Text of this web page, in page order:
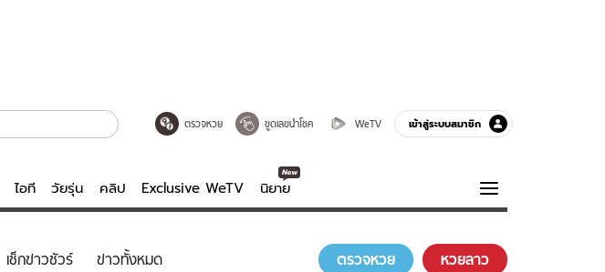
ตรวจหวย ขูดเลขนำโชค WeTV เข้าสู่ระบบสมาชิก
ไอที วัยรุ่น คลิป Exclusive WeTV นิยาย
บันเทิงครบรส ความรู้รอบตัว
เช็กข่าวชัวร์ ข่าวทั้งหมด ตรวจหวย หวยลาว